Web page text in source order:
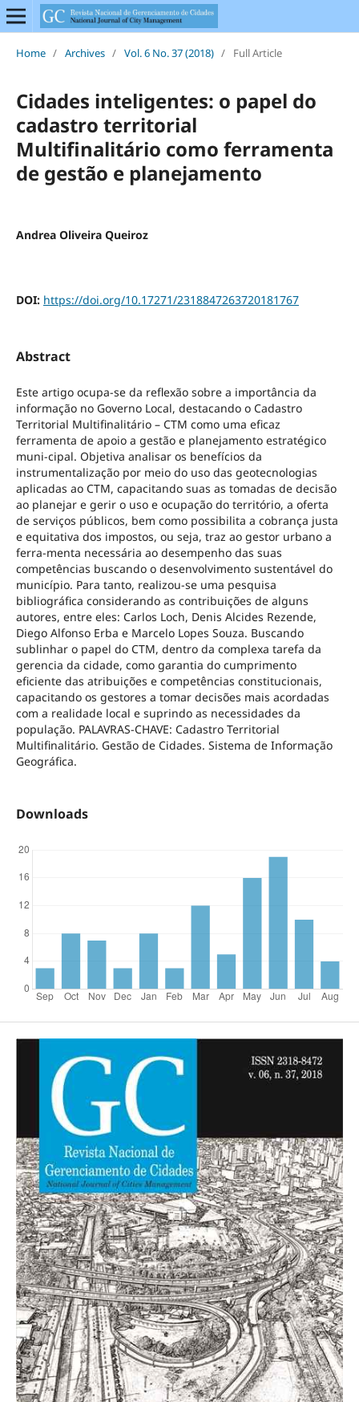
Home / Archives / Vol. 6 No. 37 (2018) / Full Article
Cidades inteligentes: o papel do
cadastro territorial
Multifinalitário como ferramenta
de gestão e planejamento
Andrea Oliveira Queiroz
DOI: https://doi.org/10.17271/2318847263720181767
Abstract
Este artigo ocupa-se da reflexão sobre a importância da
informação no Governo Local, destacando o Cadastro
Territorial Multifinalitário – CTM como uma eficaz
ferramenta de apoio a gestão e planejamento estratégico
muni-cipal. Objetiva analisar os benefícios da
instrumentalização por meio do uso das geotecnologias
aplicadas ao CTM, capacitando suas as tomadas de decisão
ao planejar e gerir o uso e ocupação do território, a oferta
de serviços públicos, bem como possibilita a cobrança justa
e equitativa dos impostos, ou seja, traz ao gestor urbano a
ferra-menta necessária ao desempenho das suas
competências buscando o desenvolvimento sustentável do
município. Para tanto, realizou-se uma pesquisa
bibliográfica considerando as contribuições de alguns
autores, entre eles: Carlos Loch, Denis Alcides Rezende,
Diego Alfonso Erba e Marcelo Lopes Souza. Buscando
sublinhar o papel do CTM, dentro da complexa tarefa da
gerencia da cidade, como garantia do cumprimento
eficiente das atribuições e competências constitucionais,
capacitando os gestores a tomar decisões mais acordadas
com a realidade local e suprindo as necessidades da
população. PALAVRAS-CHAVE: Cadastro Territorial
Multifinalitário. Gestão de Cidades. Sistema de Informação
Geográfica.
Downloads